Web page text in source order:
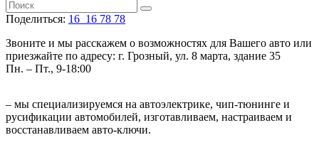
– мы специализируемся на автоэлектрике, чип-тюнинге и
русификации автомобилей, изготавливаем, настраиваем и
восстанавливаем авто-ключи.
Звоните и мы расскажем о возможностях для Вашего авто или
приезжайте по адресу: г. Грозный, ул. 8 марта, здание 35
Пн. – Пт., 9-18:00
Поделиться: 16 16 78 78